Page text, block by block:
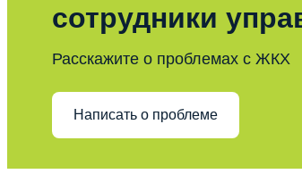
сотрудники
Расскажите о проблемах с ЖКХ
Написать о проблеме